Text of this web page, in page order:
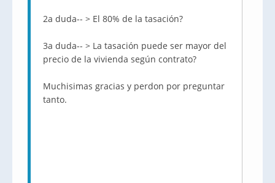
2a duda-- > El 80% de la tasación?
3a duda-- > La tasación puede ser mayor del
precio de la vivienda según contrato?
Muchisimas gracias y perdon por preguntar
tanto.